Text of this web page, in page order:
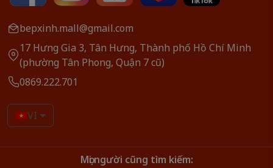
bepxinh.mall@gmail.com
17 Hưng Gia 3, Tân Hưng, Thành phố Hồ Chí Minh
(phường Tân Phong, Quận 7 cũ)
0869.222.701
VI
Mọi người cũng tìm kiếm: